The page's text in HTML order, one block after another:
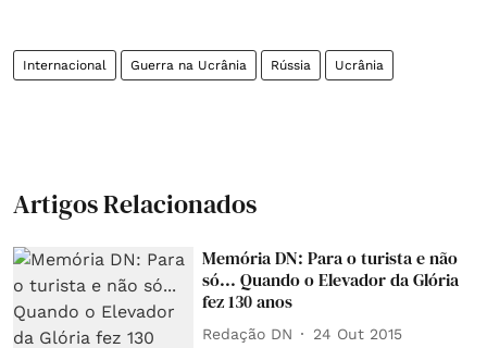
Internacional Guerra na Ucrânia Rússia Ucrânia
Artigos Relacionados
Memória DN: Para o turista e não
só... Quando o Elevador da Glória
fez 130 anos
Redação DN 24 Out 2015